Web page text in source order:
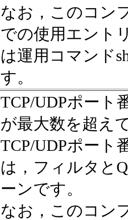
なお，このコン
での使用エント
は運用コマンド
す。
TCP/UDPポート
が最大数を超え
TCP/UDPポート
は，フィルタと
ーンです。
なお，このコン